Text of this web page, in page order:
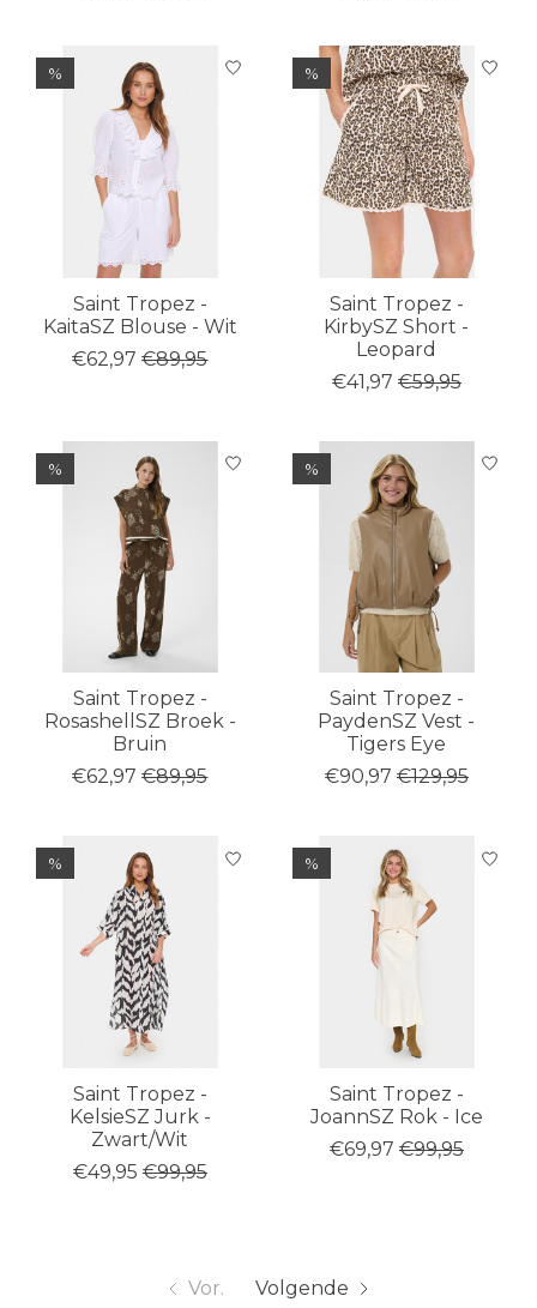
%
Saint Tropez -
KaitaSZ Blouse - Wit
€62,97 €89,95
%
Saint Tropez -
KirbySZ Short -
Leopard
€41,97 €59,95
%
Saint Tropez -
RosashellSZ Broek -
Bruin
€62,97 €89,95
%
Saint Tropez -
PaydenSZ Vest -
Tigers Eye
€90,97 €129,95
%
Saint Tropez -
KelsieSZ Jurk -
Zwart/Wit
€49,95 €99,95
%
Saint Tropez -
JoannSZ Rok - Ice
€69,97 €99,95
Vor. Volgende